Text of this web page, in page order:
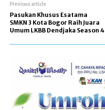
Previous article
Pasukan Khusus Esatama
SMKN 3 Kota Bogor Raih Juara
Umum LKBB Dendjaka Season 4